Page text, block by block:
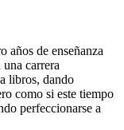
años de enseñanza
carrera
libros, dando
como si este tiempo
perfeccionarse a